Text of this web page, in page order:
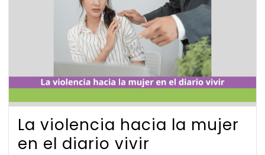
La violencia hacia la mujer
en el diario vivir